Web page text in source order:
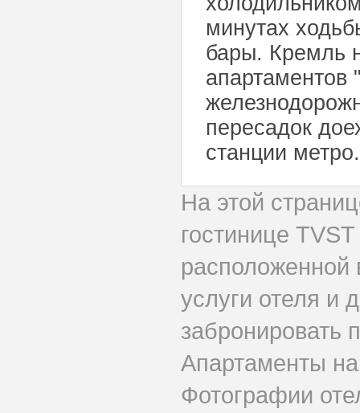
минутах
бары. Кремль
апартаментов
пересадок
станции метро.
На этой
гостинице
услуги отеля и
забронировать
Апартаменты
Фотографии